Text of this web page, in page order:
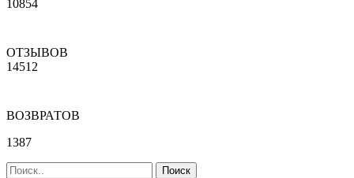
10854
ОТЗЫВОВ
14512
ВОЗВРАТОВ
1387